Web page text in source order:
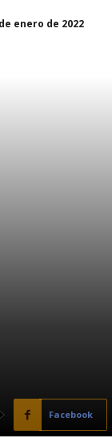
enero de 2022
Facebook